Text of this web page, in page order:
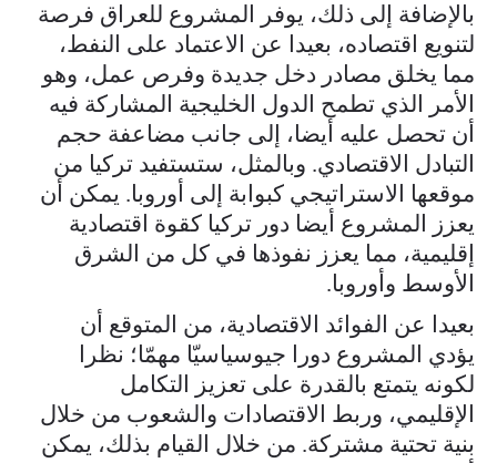
بالإضافة إلى ذلك، يوفر المشروع للعراق فرصة
لتنويع اقتصاده، بعيدا عن الاعتماد على النفط،
مما يخلق مصادر دخل جديدة وفرص عمل، وهو
الأمر الذي تطمح الدول الخليجية المشاركة فيه
أن تحصل عليه أيضا، إلى جانب مضاعفة حجم
التبادل الاقتصادي. وبالمثل، ستستفيد تركيا من
موقعها الاستراتيجي كبوابة إلى أوروبا. يمكن أن
يعزز المشروع أيضا دور تركيا كقوة اقتصادية
إقليمية، مما يعزز نفوذها في كل من الشرق
الأوسط وأوروبا.
بعيدا عن الفوائد الاقتصادية، من المتوقع أن
يؤدي المشروع دورا جيوسياسيّا مهمّا؛ نظرا
لكونه يتمتع بالقدرة على تعزيز التكامل
الإقليمي، وربط الاقتصادات والشعوب من خلال
بنية تحتية مشتركة. من خلال القيام بذلك، يمكن